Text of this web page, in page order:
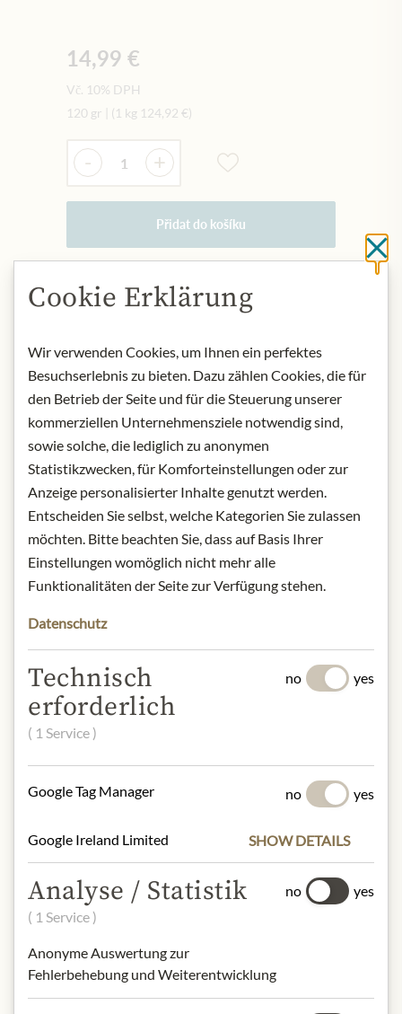
14,99 €
Vč. 10% DPH
120 gr
(1 kg 124,92 €)
Množství
- +
Přidat do košíku
NYNÍ SKLADEM
Product name: Skate Fish in olive oil
with curry - 130g
Storage: Store in a cool, dry place
away from light.
Progresso, 145/ 4455-533 Perafita/
geral@josegourmet.com
Produktdesign von der Abbildung
abweichen kann.
SLOŽENÍ A ALERGENY
Skate Fish (70%), olive oil (26%), curry
Calorific value (energy):1177,5kJ /
284,9kcal
Fat:
Carbohydrates:
- of which sugar:
Cookie Erklärung
Wir verwenden Cookies, um Ihnen ein perfektes
Besuchserlebnis zu bieten. Dazu zählen Cookies, die für
den Betrieb der Seite und für die Steuerung unserer
kommerziellen Unternehmensziele notwendig sind,
sowie solche, die lediglich zu anonymen
Statistikzwecken, für Komforteinstellungen oder zur
Anzeige personalisierter Inhalte genutzt werden.
Entscheiden Sie selbst, welche Kategorien Sie zulassen
möchten. Bitte beachten Sie, dass auf Basis Ihrer
Einstellungen womöglich nicht mehr alle
Funktionalitäten der Seite zur Verfügung stehen.
Datenschutz
Technisch
erforderlich
( 1 Service )
no yes
Google Tag Manager no yes
Google Ireland Limited SHOW DETAILS
Analyse / Statistik
( 1 Service )
Anonyme Auswertung zur
Fehlerbehebung und Weiterentwicklung
no yes